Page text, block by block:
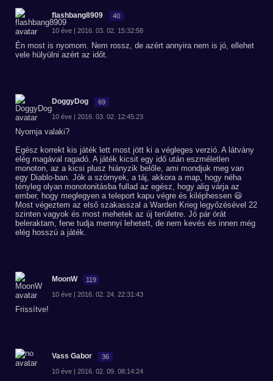
flashbang8909 40
10 éve | 2016. 03. 02. 15:32:58
Én most is nyomom. Nem rossz, de azért annyira nem is jó, ellehet
vele hülyülni azért az időt.
DoggyDog 69
10 éve | 2016. 03. 02. 12:45:23
Nyomja valaki?
Egész korrekt kis játék lett most jött ki a végleges verzió. A látvány
elég magával ragadó. A játék kicsit egy idő után eszméletlen
monoton, az a kicsi plusz hiányzik belőle, ami mondjuk meg van
egy Diablo-ban. Jók a szörnyek, a táj, akkora a map, hogy néha
tényleg olyan monotonitásba fullad az egész, hogy alig várja az
ember, hogy meglegyen a teleport kapu végre és kiléphessen 😃
Most végeztem az első szakasszal a Warden Krieg legyőzésével 22
szinten vagyok és most mehetek az új területre. Jó pár órát
beleraktam, fene tudja mennyi lehetett, de nem kevés és innen még
elég hosszú a játék.
MoonW 119
10 éve | 2016. 02. 24. 22:31:43
Frissítve!
Vass Gabor 36
10 éve | 2016. 02. 09. 08:14:24